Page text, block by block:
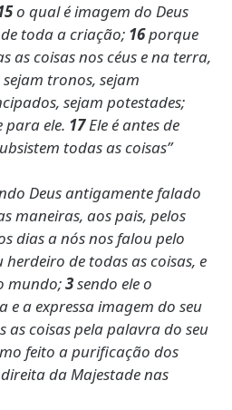
o qual é imagem do Deus
toda a criação; 16porque
as coisas nos céus e na terra,
sejam tronos, sejam
sejam potestades;
para ele. 17Ele é antes de
todas as coisas”
Deus antigamente falado
maneiras, aos pais, pelos
dias a nós nos falou pelo
de todas as coisas, e
mundo;3sendo ele o
a expressa imagem do seu
as coisas pela palavra do seu
feito a purificação dos
da Majestade nas